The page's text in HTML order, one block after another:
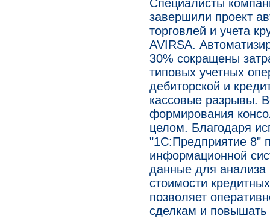
Специалисты
завершили проект
торговлей и учета
AVIRSA.
30% сокращены
типовых учетных
дебиторской и
кассовые разрывы.
формирования
целом. Благодаря
"1С:Предприятие 8"
информационной
данные для анализа
стоимости
позволяет
сделкам и повышать